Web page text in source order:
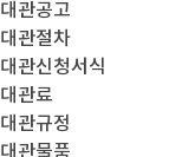
대관공고
대관절차
대관신청서식
대관료
대관규정
대관물품